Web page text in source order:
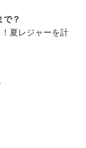
？
夏レジャーを計